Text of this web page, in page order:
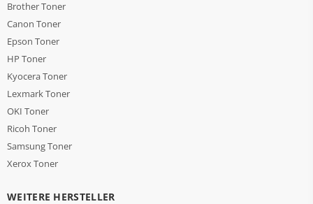
Brother Toner
Canon Toner
Epson Toner
HP Toner
Kyocera Toner
Lexmark Toner
OKI Toner
Ricoh Toner
Samsung Toner
Xerox Toner
WEITERE HERSTELLER